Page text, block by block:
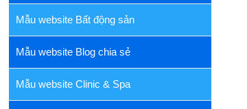
Mẫu website Bất động sản
Mẫu website Blog chia sẻ
Mẫu website Clinic & Spa